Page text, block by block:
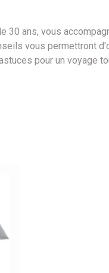
30 ans, vous
vous permettront
pour un voyage